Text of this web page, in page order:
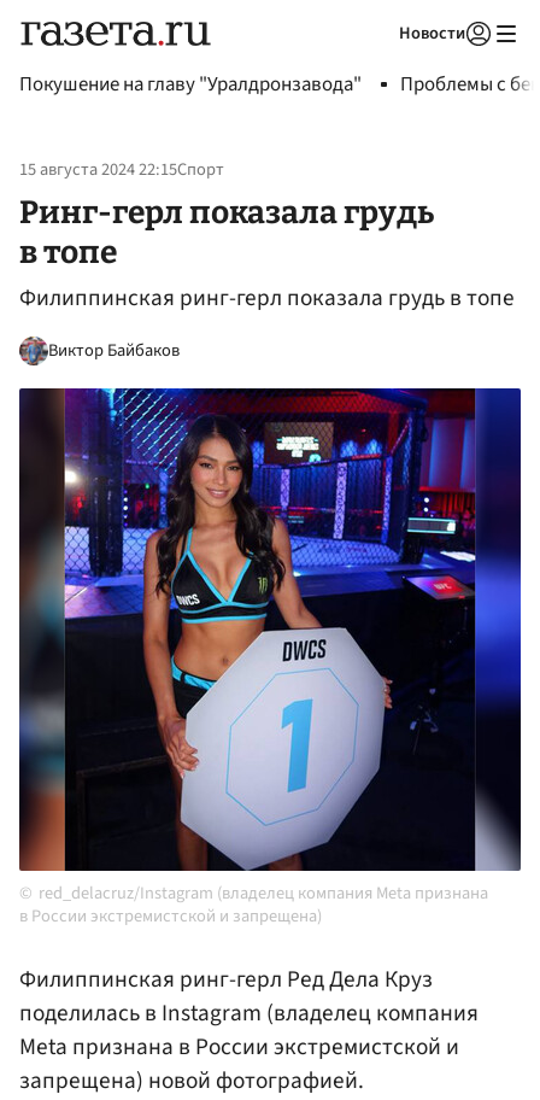
Новости
Покушение на главу "Уралдронзавода" Проблемы с
15 августа 2024 22:15Спорт
Ринг-герл показала грудь
в топе
Филиппинская ринг-герл показала грудь в топе
Виктор Байбаков
red_delacruz/Instagram (владелец компания Meta признана
в России экстремистской и запрещена)
Филиппинская ринг-герл Ред Дела Круз
поделилась в Instagram (владелец компания
Meta признана в России экстремистской и
запрещена) новой фотографией.